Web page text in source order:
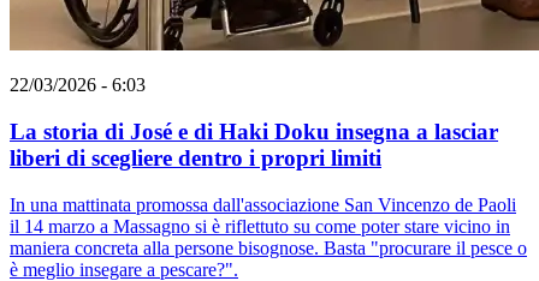
22/03/2026 - 6:03
La storia di José e di Haki Doku insegna a lasciar
liberi di scegliere dentro i propri limiti
In una mattinata promossa dall'associazione San Vincenzo de Paoli
il 14 marzo a Massagno si è riflettuto su come poter stare vicino in
maniera concreta alla persone bisognose. Basta "procurare il pesce o
è meglio insegare a pescare?".